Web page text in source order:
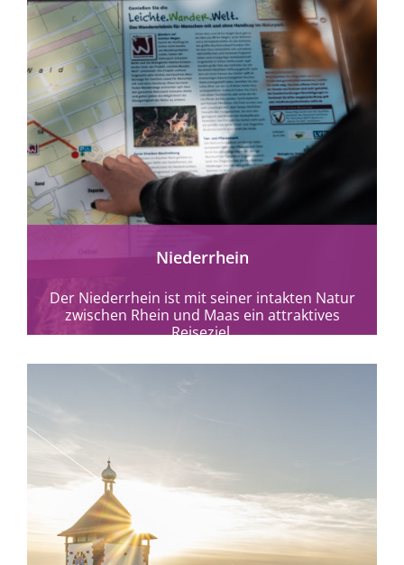
mehr erfahren
Niederrhein
Der Niederrhein ist mit seiner intakten Natur
zwischen Rhein und Maas ein attraktives
Reiseziel.